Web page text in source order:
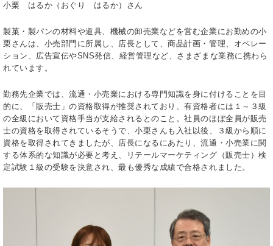
小栗 はるか（おぐり はるか）さん
製菓・製パンの材料や道具、機械の卸売業などを営む企業にお勤めの小
栗さんは、小売部門に所属し、店長として、商品計画・管理、オペレー
ション、広告宣伝やSNS発信、経営管理など、さまざまな業務に携わら
れています。
勤務先企業では、流通・小売業における専門知識を身に付けることを目
的に、「販売士」の資格取得が推奨されており、有資格者には１～３級
の全級において資格手当が支給されるとのこと。社員のほぼ全員が販売
士の資格を取得されているそうで、小栗さんも入社以後、３級から順に
資格を取得されてきましたが、店長になるにあたり、流通・小売業に関
する体系的な知識が必要と考え、リテールマーケティング（販売士）検
定試験１級の受験を決意され、最も優秀な成績で合格されました。